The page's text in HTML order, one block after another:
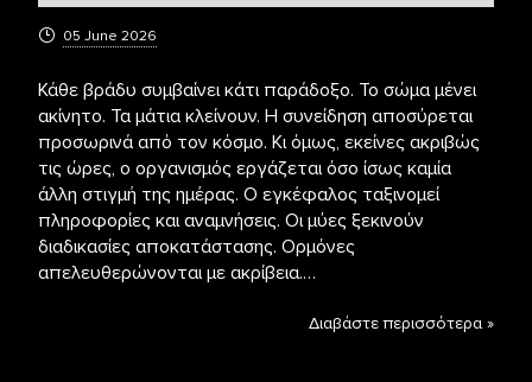
05 June 2026
Κάθε βράδυ συμβαίνει κάτι παράδοξο. Το σώμα μένει
ακίνητο. Τα μάτια κλείνουν. Η συνείδηση αποσύρεται
προσωρινά από τον κόσμο. Κι όμως, εκείνες ακριβώς
τις ώρες, ο οργανισμός εργάζεται όσο ίσως καμία
άλλη στιγμή της ημέρας. Ο εγκέφαλος ταξινομεί
πληροφορίες και αναμνήσεις. Οι μύες ξεκινούν
διαδικασίες αποκατάστασης. Ορμόνες
απελευθερώνονται με ακρίβεια.…
Διαβάστε περισσότερα »